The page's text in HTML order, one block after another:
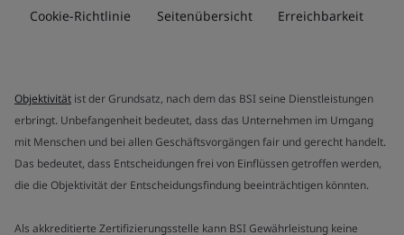
Cookie-Richtlinie Seitenübersicht Erreichbarkeit
Objektivität ist der Grundsatz, nach dem das BSI seine Dienstleistungen
erbringt. Unbefangenheit bedeutet, dass das Unternehmen im Umgang
mit Menschen und bei allen Geschäftsvorgängen fair und gerecht handelt.
Das bedeutet, dass Entscheidungen frei von Einflüssen getroffen werden,
die die Objektivität der Entscheidungsfindung beeinträchtigen könnten.
Als akkreditierte Zertifizierungsstelle kann BSI Gewährleistung keine